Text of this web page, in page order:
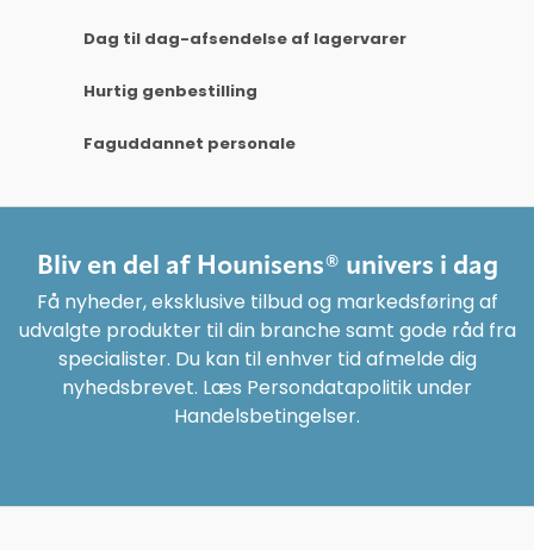
Dag til dag-afsendelse af lagervarer
Hurtig genbestilling
Faguddannet personale
Bliv en del af Hounisens® univers i dag
Få nyheder, eksklusive tilbud og markedsføring af
udvalgte produkter til din branche samt gode råd fra
specialister. Du kan til enhver tid afmelde dig
nyhedsbrevet. Læs Persondatapolitik under
Handelsbetingelser.